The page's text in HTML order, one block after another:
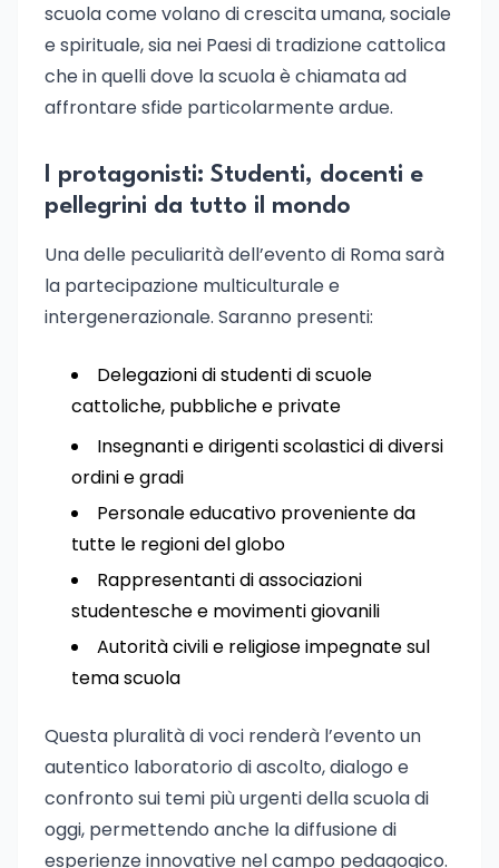
scuola come volano di crescita umana, sociale
e spirituale, sia nei Paesi di tradizione cattolica
che in quelli dove la scuola è chiamata ad
affrontare sfide particolarmente ardue.
I protagonisti: Studenti, docenti e
pellegrini da tutto il mondo
Una delle peculiarità dell’evento di Roma sarà
la partecipazione multiculturale e
intergenerazionale. Saranno presenti:
Delegazioni di studenti di scuole
cattoliche, pubbliche e private
Insegnanti e dirigenti scolastici di diversi
ordini e gradi
Personale educativo proveniente da
tutte le regioni del globo
Rappresentanti di associazioni
studentesche e movimenti giovanili
Autorità civili e religiose impegnate sul
tema scuola
Questa pluralità di voci renderà l’evento un
autentico laboratorio di ascolto, dialogo e
confronto sui temi più urgenti della scuola di
oggi, permettendo anche la diffusione di
esperienze innovative nel campo pedagogico.